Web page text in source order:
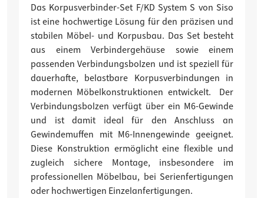
Das Korpusverbinder-Set F/KD System S von Siso
ist eine hochwertige Lösung für den präzisen und
stabilen Möbel- und Korpusbau. Das Set besteht
aus einem Verbindergehäuse sowie einem
passenden Verbindungsbolzen und ist speziell für
dauerhafte, belastbare Korpusverbindungen in
modernen Möbelkonstruktionen entwickelt. Der
Verbindungsbolzen verfügt über ein M6-Gewinde
und ist damit ideal für den Anschluss an
Gewindemuffen mit M6-Innengewinde geeignet.
Diese Konstruktion ermöglicht eine flexible und
zugleich sichere Montage, insbesondere im
professionellen Möbelbau, bei Serienfertigungen
oder hochwertigen Einzelanfertigungen.